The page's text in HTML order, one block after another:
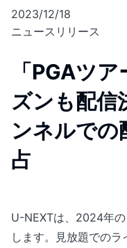
2023/12/18
ニュースリリース
「PGAツ
ズンも配信
ンネルでの
占
U-NEXTは、2024年
します。見放題での